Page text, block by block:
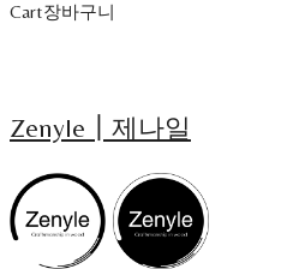
Cart장바구니
Zenyle┃제나일